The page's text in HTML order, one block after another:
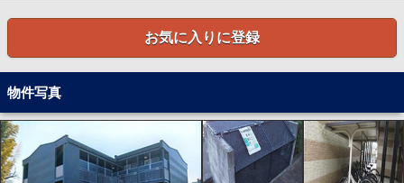
お気に入りに登録
物件写真